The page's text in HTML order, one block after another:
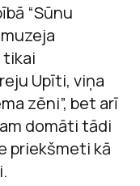
“Sūnu
tikai
Upīti, viņa
zēni”, bet arī
domāti tādi
priekšmeti kā